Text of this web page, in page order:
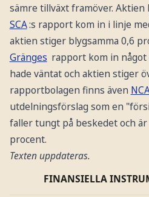
sämre tillväxt framöver.
SCA:s rapport kom in i linje
aktien stiger blygsamma 0,6
Gränges rapport kom in
hade väntat och aktien stiger
rapportbolagen finns även
utdelningsförslag som en
faller tungt på beskedet och
procent.
Texten uppdateras.
FINANSIELLA